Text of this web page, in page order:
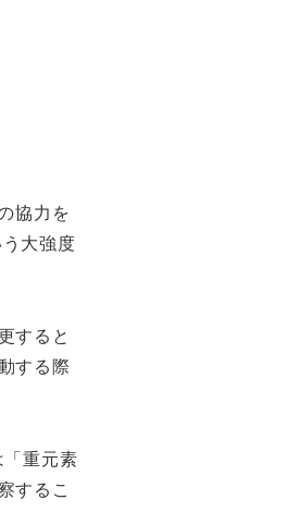
協力を
大強度
すると
する際
重元素
するこ